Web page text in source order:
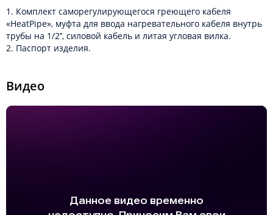
1. Комплект саморегулирующегося греющего кабеля
«HeatPipe», муфта для ввода нагревательного кабеля внутрь
трубы на 1/2’’, силовой кабель и литая угловая вилка.
2. Паспорт изделия.
Видео